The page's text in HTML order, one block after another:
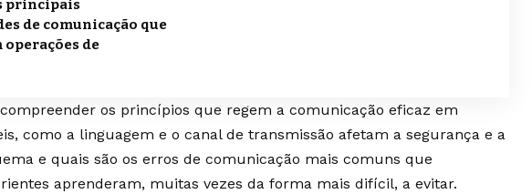
principais
de comunicação que
de
os princípios que regem a comunicação eficaz em
como a linguagem e o canal de transmissão afetam a segurança e a
e quais são os erros de comunicação mais comuns que
aprenderam, muitas vezes da forma mais difícil, a evitar.